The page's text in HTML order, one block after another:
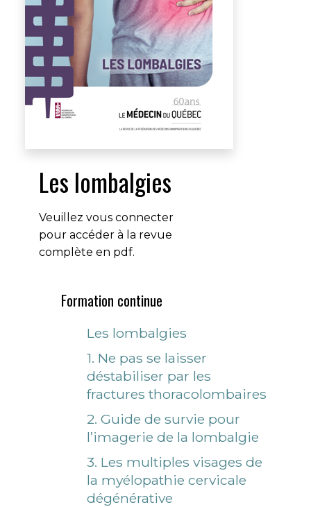
Les lombalgies
Veuillez vous connecter
pour accéder à la revue
complète en pdf.
Formation continue
Les lombalgies
1. Ne pas se laisser
déstabiliser par les
fractures thoracolombaires
2. Guide de survie pour
l’imagerie de la lombalgie
3. Les multiples visages de
la myélopathie cervicale
dégénérative